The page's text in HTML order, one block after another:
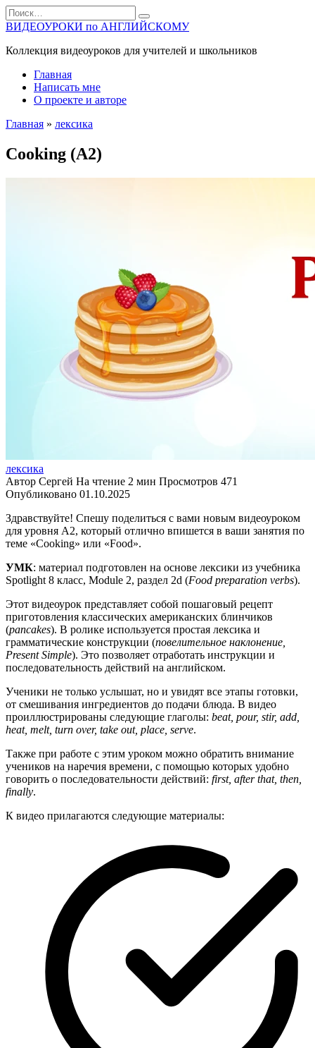
Перейти
к
содержанию
Search
for:
ВИДЕОУРОКИ по АНГЛИЙСКОМУ
Коллекция видеоуроков для учителей и школьников
Главная
Написать мне
О проекте и авторе
Главная » лексика
Cooking (A2)
лексика
Автор Сергей На чтение 2 мин Просмотров 471
Опубликовано 01.10.2025
Здравствуйте! Спешу поделиться с вами новым видеоуроком
для уровня А2, который отлично впишется в ваши занятия по
теме «Cooking» или «Food».
УМК: материал подготовлен на основе лексики из учебника
Spotlight 8 класс, Module 2, раздел 2d (Food preparation verbs).
Этот видеоурок представляет собой пошаговый рецепт
приготовления классических американских блинчиков
(pancakes). В ролике используется простая лексика и
грамматические конструкции (повелительное наклонение,
Present Simple). Это позволяет отработать инструкции и
последовательность действий на английском.
Ученики не только услышат, но и увидят все этапы готовки,
от смешивания ингредиентов до подачи блюда. В видео
проиллюстрированы следующие глаголы: beat, pour, stir, add,
heat, melt, turn over, take out, place, serve.
Также при работе с этим уроком можно обратить внимание
учеников на наречия времени, с помощью которых удобно
говорить о последовательности действий: first, after that, then,
finally.
К видео прилагаются следующие материалы: